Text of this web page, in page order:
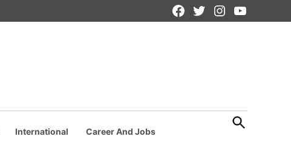
Facebook
TwitterInstagram
YouTube
International Career And Jobs
Open
Search